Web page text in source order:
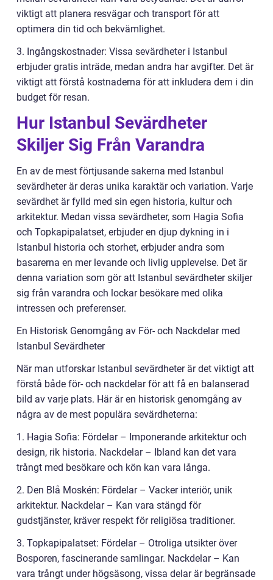
viktigt att planera resvägar och transport för att
optimera din tid och bekvämlighet.
3. Ingångskostnader: Vissa sevärdheter i Istanbul
erbjuder gratis inträde, medan andra har avgifter. Det är
viktigt att förstå kostnaderna för att inkludera dem i din
budget för resan.
Hur Istanbul Sevärdheter
Skiljer Sig Från Varandra
En av de mest förtjusande sakerna med Istanbul
sevärdheter är deras unika karaktär och variation. Varje
sevärdhet är fylld med sin egen historia, kultur och
arkitektur. Medan vissa sevärdheter, som Hagia Sofia
och Topkapipalatset, erbjuder en djup dykning in i
Istanbul historia och storhet, erbjuder andra som
basarerna en mer levande och livlig upplevelse. Det är
denna variation som gör att Istanbul sevärdheter skiljer
sig från varandra och lockar besökare med olika
intressen och preferenser.
En Historisk Genomgång av För- och Nackdelar med
Istanbul Sevärdheter
När man utforskar Istanbul sevärdheter är det viktigt att
förstå både för- och nackdelar för att få en balanserad
bild av varje plats. Här är en historisk genomgång av
några av de mest populära sevärdheterna:
1. Hagia Sofia: Fördelar – Imponerande arkitektur och
design, rik historia. Nackdelar – Ibland kan det vara
trångt med besökare och kön kan vara långa.
2. Den Blå Moskén: Fördelar – Vacker interiör, unik
arkitektur. Nackdelar – Kan vara stängd för
gudstjänster, kräver respekt för religiösa traditioner.
3. Topkapipalatset: Fördelar – Otroliga utsikter över
Bosporen, fascinerande samlingar. Nackdelar – Kan
vara trångt under högsäsong, vissa delar är begränsade